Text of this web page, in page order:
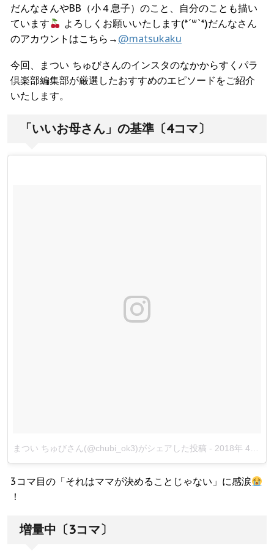
だんなさんやBB（小４息子）のこと、自分のことも描い
ています
よろしくお願いいたします(*´꒳`*)だんなさん
のアカウントはこちら→ @matsukaku
今回、まつい ちゅびさんのインスタのなかからすくパラ
倶楽部編集部が厳選したおすすめのエピソードをご紹介
いたします。
「いいお母さん」の基準〔4コマ〕
まつい ちゅびさん(@chubi_ok3)がシェアした投稿 - 2018年 4月月19日午前6時22分PDT
3コマ目の「それはママが決めることじゃない」に感涙
！
増量中〔3コマ〕